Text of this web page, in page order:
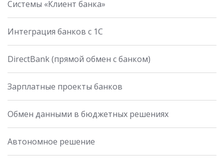
Системы «Клиент банка»
Интеграция банков с 1С
DirectBank (прямой обмен с банком)
Зарплатные проекты банков
Обмен данными в бюджетных решениях
Автономное решение